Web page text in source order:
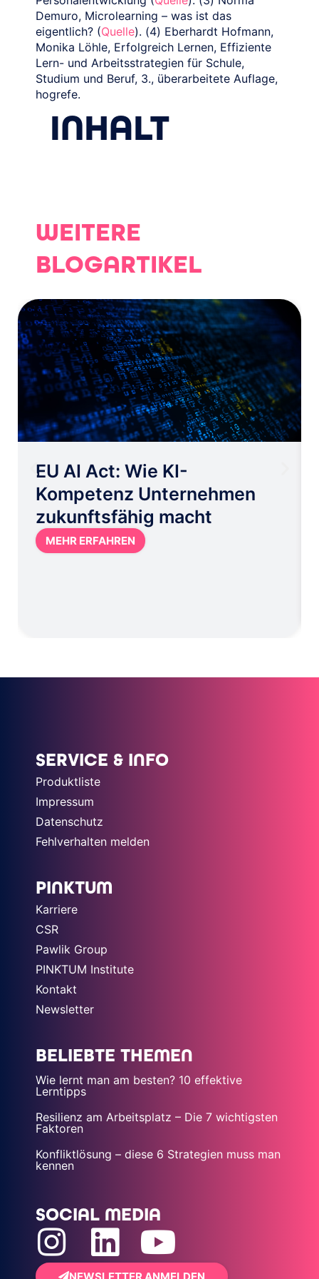
Demuro, Microlearning – was ist das
eigentlich? (Quelle). (4) Eberhardt Hofmann,
Monika Löhle, Erfolgreich Lernen, Effiziente
Lern- und Arbeitsstrategien für Schule,
Studium und Beruf, 3., überarbeitete Auflage,
hogrefe.
INHALT
WEITERE
BLOGARTIKEL
EU AI Act: Wie KI-
Kompetenz Unternehmen
zukunftsfähig macht
MEHR ERFAHREN
SERVICE & INFO
Produktliste
Impressum
Datenschutz
Fehlverhalten melden
PINKTUM
Karriere
CSR
Pawlik Group
PINKTUM Institute
Kontakt
Newsletter
BELIEBTE THEMEN
Wie lernt man am besten? 10 effektive
Lerntipps
Resilienz am Arbeitsplatz – Die 7 wichtigsten
Faktoren
Konfliktlösung – diese 6 Strategien muss man
kennen
SOCIAL MEDIA
NEWSLETTER ANMELDEN